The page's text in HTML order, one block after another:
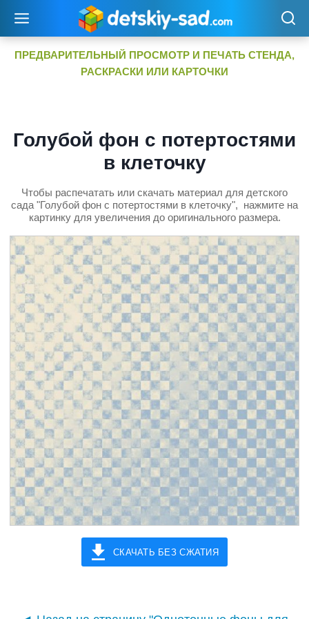
содержимому
ПРЕДВАРИТЕЛЬНЫЙ ПРОСМОТР И ПЕЧАТЬ СТЕНДА,
РАСКРАСКИ ИЛИ КАРТОЧКИ
Голубой фон с потертостями
в клеточку
Чтобы распечатать или скачать материал для детского
сада "Голубой фон с потертостями в клеточку", нажмите на
картинку для увеличения до оригинального размера.
СКАЧАТЬ БЕЗ СЖАТИЯ